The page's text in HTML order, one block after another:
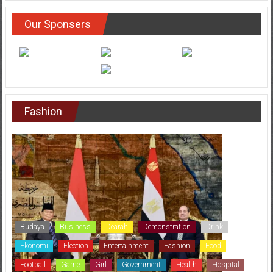
Our Sponsers
Fashion
Budaya Business Dearah Demonstration Drink
Ekonomi Election Entertainment Fashion Food
Football Game Girl Government Health Hospital